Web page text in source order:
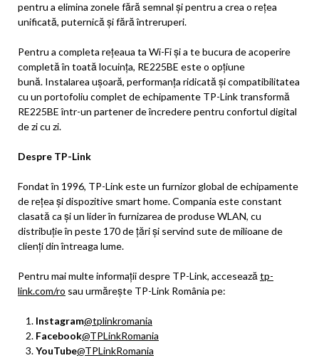
pentru a elimina zonele fără semnal și pentru a crea o rețea
unificată, puternică și fără întreruperi.
Pentru a completa rețeaua ta Wi-Fi și a te bucura de acoperire
completă în toată locuința, RE225BE este o opțiune
bună. Instalarea ușoară, performanța ridicată și compatibilitatea
cu un portofoliu complet de echipamente TP-Link transformă
RE225BE într-un partener de încredere pentru confortul digital
de zi cu zi.
Despre TP-Link
Fondat în 1996, TP-Link este un furnizor global de echipamente
de rețea și dispozitive smart home. Compania este constant
clasată ca și un lider în furnizarea de produse WLAN, cu
distribuție în peste 170 de țări și servind sute de milioane de
clienți din întreaga lume.
Pentru mai multe informații despre TP-Link, acceseazătp-
link.com/ro sau urmărește TP-Link România pe:
Instagram@tplinkromania
Facebook@TPLinkRomania
YouTube@TPLinkRomania